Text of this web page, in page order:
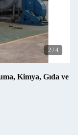
3 / 4
Kimya, Gıda ve